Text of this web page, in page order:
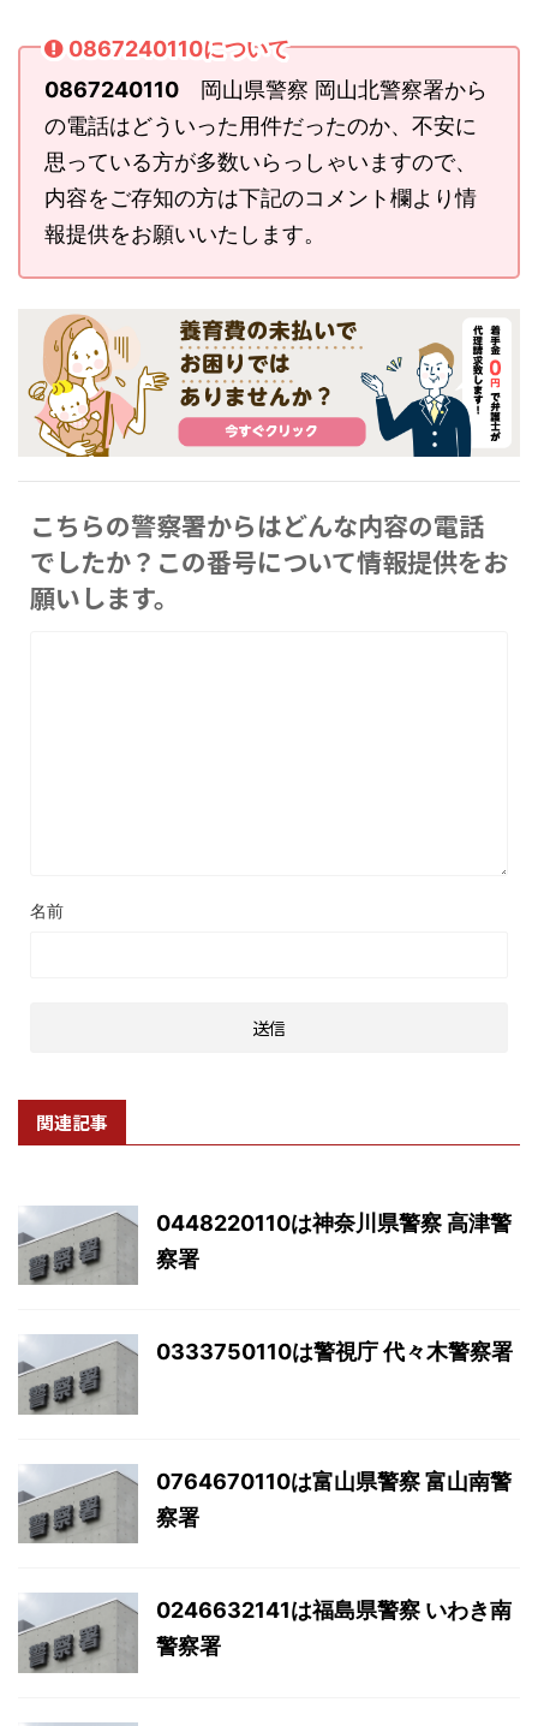
0867240110について
0867240110 岡山県警察 岡山北警察署から
の電話はどういった用件だったのか、不安に
思っている方が多数いらっしゃいますので、
内容をご存知の方は下記のコメント欄より情
報提供をお願いいたします。
こちらの警察署からはどんな内容の電話
でしたか？この番号について情報提供をお
願いします。
名前
関連記事
0448220110は神奈川県警察 高津警
察署
0333750110は警視庁 代々木警察署
0764670110は富山県警察 富山南警
察署
0246632141は福島県警察 いわき南
警察署